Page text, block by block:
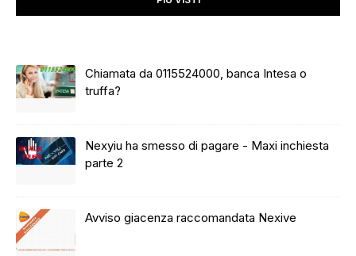
Chiamata da 0115524000, banca Intesa o
truffa?
Nexyiu ha smesso di pagare - Maxi inchiesta
parte 2
Avviso giacenza raccomandata Nexive